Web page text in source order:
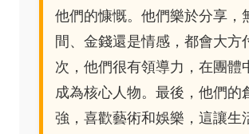
他們的慷慨。他們樂於分享，
間、金錢還是情感，都會大方
次，他們很有領導力，在團體
成為核心人物。最後，他們的
強，喜歡藝術和娛樂，這讓生